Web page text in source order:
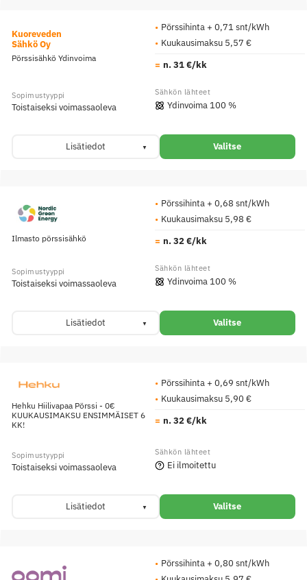
Kuoreveden
Sähkö Oy
Pörssisähkö Ydinvoima
Pörssihinta + 0,71 snt/kWh
Kuukausimaksu 5,57 €
n. 31 €/kk
Toistaiseksi voimassaoleva Ydinvoima 100 %
Lisätiedot Valitse
Ilmasto pörssisähkö
Pörssihinta + 0,68 snt/kWh
Kuukausimaksu 5,98 €
n. 32 €/kk
Toistaiseksi voimassaoleva Ydinvoima 100 %
Lisätiedot Valitse
Hehku Hiilivapaa Pörssi - 0€
KUUKAUSIMAKSU ENSIMMÄISET 6
KK!
Pörssihinta + 0,69 snt/kWh
Kuukausimaksu 5,90 €
n. 32 €/kk
Toistaiseksi voimassaoleva Ei ilmoitettu
Lisätiedot Valitse
Pörssihinta + 0,80 snt/kWh